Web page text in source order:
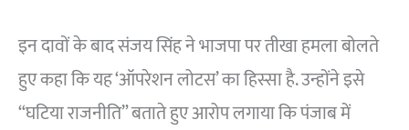
इन दावों के बाद संजय सिंह ने भाजपा पर तीखा हमला बोलते
हुए कहा कि यह ‘ऑपरेशन लोटस’ का हिस्सा है. उन्होंने इसे
“घटिया राजनीति” बताते हुए आरोप लगाया कि पंजाब में